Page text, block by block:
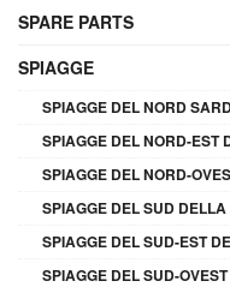
SPARE PARTS
SPIAGGE
SPIAGGE DEL NORD
SPIAGGE DEL NORD-EST
SPIAGGE DEL NORD-
SPIAGGE DEL SUD
SPIAGGE DEL SUD-EST
SPIAGGE DEL SUD-